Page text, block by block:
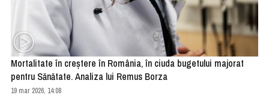
Mortalitate în creștere în România, în ciuda bugetului majorat
pentru Sănătate. Analiza lui Remus Borza
19 mar 2026, 14:08